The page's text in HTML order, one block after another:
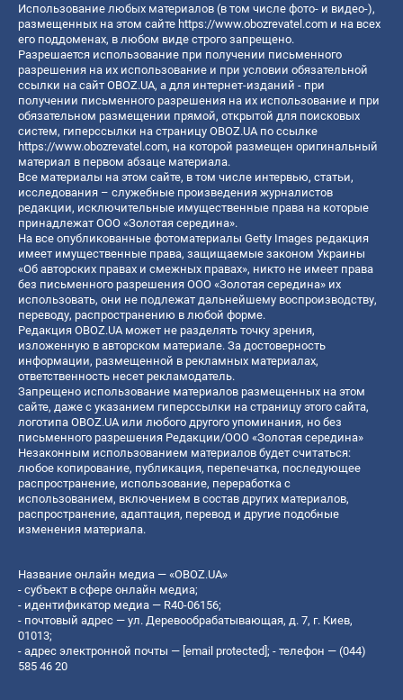
Использование любых материалов (в том числе фото- и видео-),
размещенных на этом сайте https://www.obozrevatel.com и на всех
его поддоменах, в любом виде строго запрещено.
Разрешается использование при получении письменного
разрешения на их использование и при условии обязательной
ссылки на сайт OBOZ.UA, а для интернет-изданий - при
получении письменного разрешения на их использование и при
обязательном размещении прямой, открытой для поисковых
систем, гиперссылки на страницу OBOZ.UA по ссылке
https://www.obozrevatel.com, на которой размещен оригинальный
материал в первом абзаце материала.
Все материалы на этом сайте, в том числе интервью, статьи,
исследования – служебные произведения журналистов
редакции, исключительные имущественные права на которые
принадлежат ООО «Золотая середина».
На все опубликованные фотоматериалы Getty Images редакция
имеет имущественные права, защищаемые законом Украины
«Об авторских правах и смежных правах», никто не имеет права
без письменного разрешения ООО «Золотая середина» их
использовать, они не подлежат дальнейшему воспроизводству,
переводу, распространению в любой форме.
Редакция OBOZ.UA может не разделять точку зрения,
изложенную в авторском материале. За достоверность
информации, размещенной в рекламных материалах,
ответственность несет рекламодатель.
Запрещено использование материалов размещенных на этом
сайте, даже с указанием гиперссылки на страницу этого сайта,
логотипа OBOZ.UA или любого другого упоминания, но без
письменного разрешения Редакции/ООО «Золотая середина»
Незаконным использованием материалов будет считаться:
любое копирование, публикация, перепечатка, последующее
распространение, использование, переработка с
использованием, включением в состав других материалов,
распространение, адаптация, перевод и другие подобные
изменения материала.
Название онлайн медиа — «OBOZ.UA»
- субъект в сфере онлайн медиа;
- идентификатор медиа — R40-06156;
- почтовый адрес — ул. Деревообрабатывающая, д. 7, г. Киев,
01013;
- адрес электронной почты — [email protected]; - телефон — (044)
585 46 20